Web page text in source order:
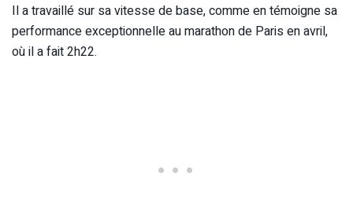
Il a travaillé sur sa vitesse de base, comme en témoigne sa
performance exceptionnelle au marathon de Paris en avril,
où il a fait 2h22.